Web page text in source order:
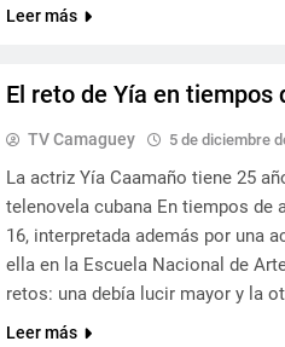
Leer más
El reto de Yía en tiempos
TV Camaguey 5 de diciembre
La actriz Yía Caamaño tiene 25
telenovela cubana En tiempos de
16, interpretada además por una
ella en la Escuela Nacional de
retos: una debía lucir mayor y la
Leer más